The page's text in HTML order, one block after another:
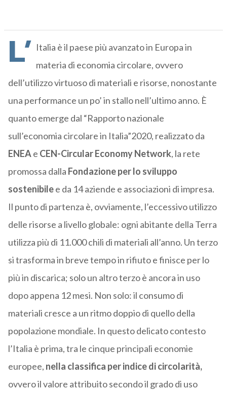
L’ Italia è il paese più avanzato in Europa in
materia di economia circolare, ovvero
dell’utilizzo virtuoso di materiali e risorse, nonostante
una performance un po’ in stallo nell’ultimo anno. È
quanto emerge dal “Rapporto nazionale
sull’economia circolare in Italia”2020, realizzato da
ENEAe CEN-Circular Economy Network, la rete
promossa dalla Fondazione per lo sviluppo
sostenibilee da 14 aziende e associazioni di impresa.
Il punto di partenza è, ovviamente, l’eccessivo utilizzo
delle risorse a livello globale: ogni abitante della Terra
utilizza più di 11.000 chili di materiali all’anno. Un terzo
si trasforma in breve tempo in rifiuto e finisce per lo
più in discarica; solo un altro terzo è ancora in uso
dopo appena 12 mesi. Non solo: il consumo di
materiali cresce a un ritmo doppio di quello della
popolazione mondiale. In questo delicato contesto
l’Italia è prima, tra le cinque principali economie
europee, nella classifica per indice di circolarità,
ovvero il valore attribuito secondo il grado di uso